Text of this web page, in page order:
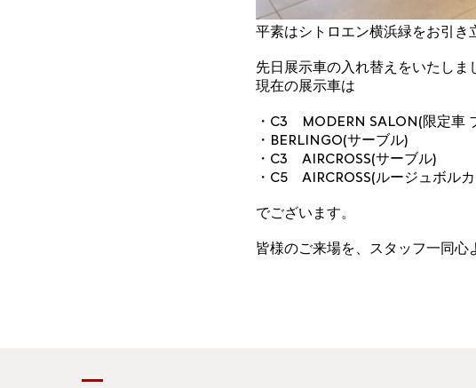
平素はシトロエン横浜緑をお引き
先日展示車の入れ替えをいたしま
現在の展示車は
・C3 MODERN SALON(限定車
・BERLINGO(サーブル)
・C3 AIRCROSS(サーブル)
・C5 AIRCROSS(ルージュボル
でございます。
皆様のご来場を、スタッフ一同心